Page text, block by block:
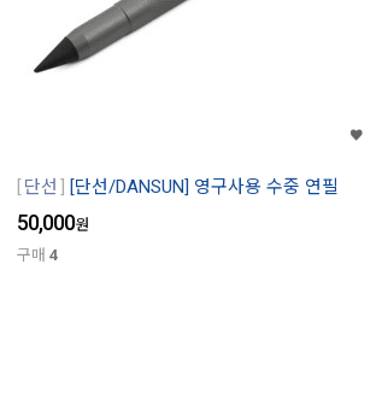
단선 [단선/DANSUN] 영구사용 수중 연필
50,000원
구매 4